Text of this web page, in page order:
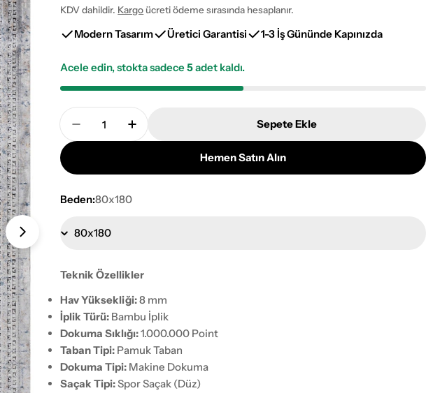
1 numaralı medyayı pencerede aç
fiyat
fiyat
KDV dahildir. Kargo ücreti ödeme sırasında hesaplanır.
Modern Tasarım Üretici Garantisi 1-3 İş Gününde Kapınızda
Acele edin, stokta sadece5adet kaldı.
Adet
Naar Cornelia 17765A Bambu Halı Adetini Azalt
Naar Cornelia 17765A Bambu Halı Adetini Artır
Sepete Ekle
Hemen Satın Alın
Beden:80x180
Teknik Özellikler
Hav Yüksekliği:8 mm
İplik Türü: Bambu İplik
Dokuma Sıklığı:1.000.000 Point
Taban Tipi: Pamuk Taban
Dokuma Tipi: Makine Dokuma
Saçak Tipi:Spor Saçak (Düz)